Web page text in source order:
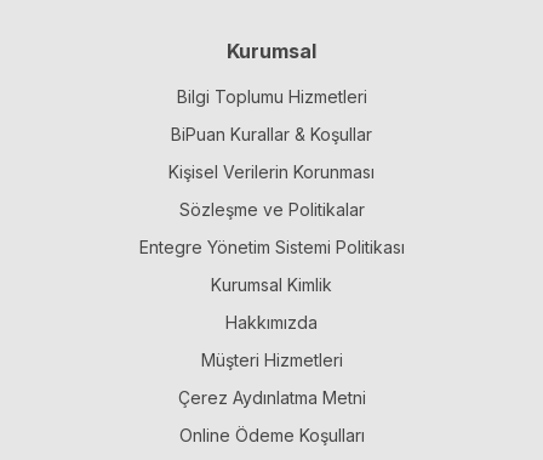
Kurumsal
Bilgi Toplumu Hizmetleri
BiPuan Kurallar & Koşullar
Kişisel Verilerin Korunması
Sözleşme ve Politikalar
Entegre Yönetim Sistemi Politikası
Kurumsal Kimlik
Hakkımızda
Müşteri Hizmetleri
Çerez Aydınlatma Metni
Online Ödeme Koşulları